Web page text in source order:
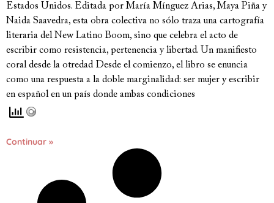
Estados Unidos. Editada por María Mínguez Arias, Maya Piña y
Naida Saavedra, esta obra colectiva no sólo traza una cartografía
literaria del New Latino Boom, sino que celebra el acto de
escribir como resistencia, pertenencia y libertad. Un manifiesto
coral desde la otredad Desde el comienzo, el libro se enuncia
como una respuesta a la doble marginalidad: ser mujer y escribir
en español en un país donde ambas condiciones
Continuar »